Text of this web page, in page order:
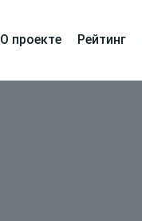
О проекте Рейтинг